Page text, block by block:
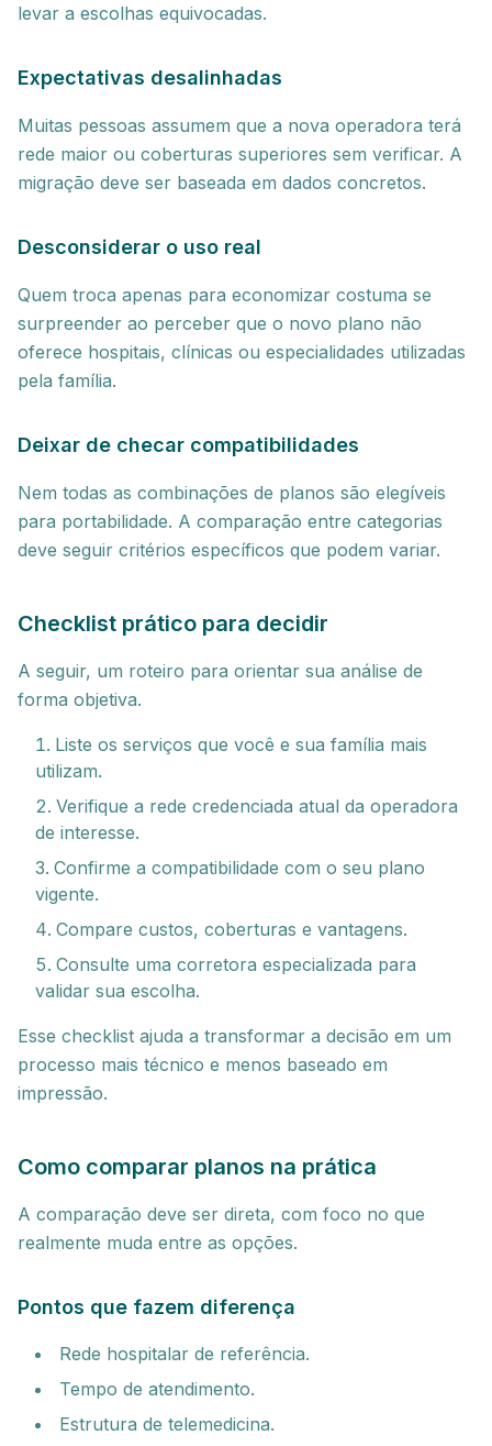
levar a escolhas equivocadas.
Expectativas desalinhadas
Muitas pessoas assumem que a nova operadora terá
rede maior ou coberturas superiores sem verificar. A
migração deve ser baseada em dados concretos.
Desconsiderar o uso real
Quem troca apenas para economizar costuma se
surpreender ao perceber que o novo plano não
oferece hospitais, clínicas ou especialidades utilizadas
pela família.
Deixar de checar compatibilidades
Nem todas as combinações de planos são elegíveis
para portabilidade. A comparação entre categorias
deve seguir critérios específicos que podem variar.
Checklist prático para decidir
A seguir, um roteiro para orientar sua análise de
forma objetiva.
Liste os serviços que você e sua família mais
utilizam.
Verifique a rede credenciada atual da operadora
de interesse.
Confirme a compatibilidade com o seu plano
vigente.
Compare custos, coberturas e vantagens.
Consulte uma corretora especializada para
validar sua escolha.
Esse checklist ajuda a transformar a decisão em um
processo mais técnico e menos baseado em
impressão.
Como comparar planos na prática
A comparação deve ser direta, com foco no que
realmente muda entre as opções.
Pontos que fazem diferença
Rede hospitalar de referência.
Tempo de atendimento.
Estrutura de telemedicina.